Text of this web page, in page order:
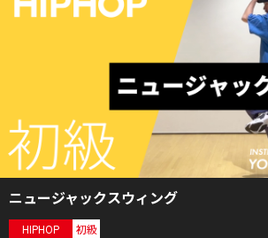
ニュージャックスウィング
HIPHOP 初級